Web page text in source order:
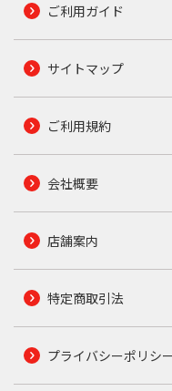
ご利用ガイド
サイトマップ
ご利用規約
会社概要
店舗案内
特定商取引法
プライバシーポリシ